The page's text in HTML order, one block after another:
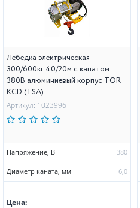
Лебедка электрическая
300/600кг 40/20м с канатом
380В алюминиевый корпус TOR
KCD (TSA)
Артикул: 1023996
Напряжение, В 380
Диаметр каната, мм 6,0
Цена: